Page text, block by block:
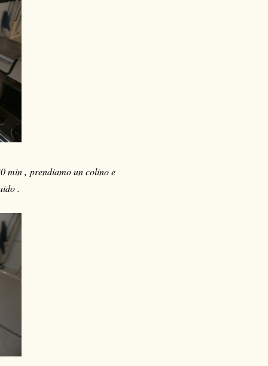
min , prendiamo un colino e
.